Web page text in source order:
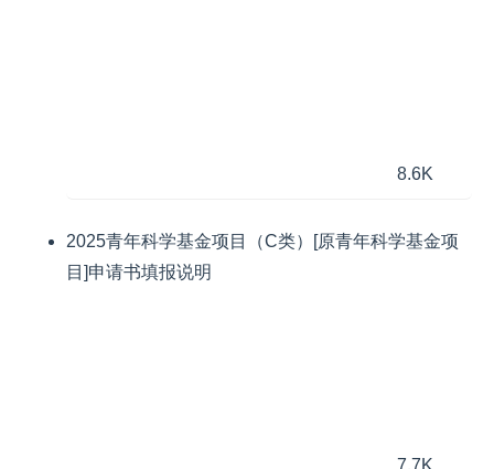
8.6K
2025青年科学基金项目（C类）[原青年科学基金项
目]申请书填报说明
7.7K